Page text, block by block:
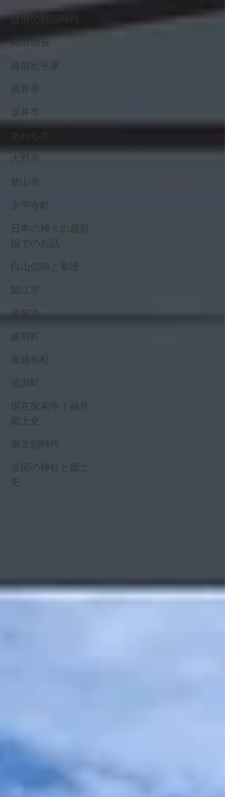
越前の戦国時代
織田信長
越前松平家
福井市
坂井市
大野市
勝山市
永平寺町
日本の神々の越前
国でのお話
白山信仰と泰澄
鯖江市
越前市
越前町
南越前町
池田町
現在探索中！福井
郷土史
南北朝時代
全国の神社と郷土
史